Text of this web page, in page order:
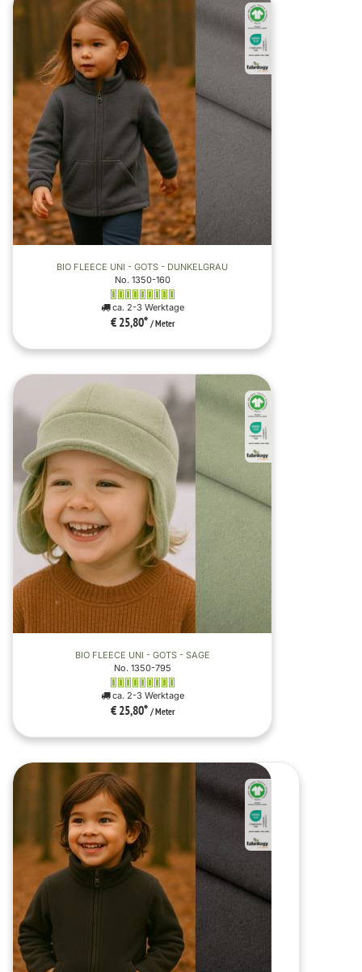
BIO FLEECE UNI - GOTS - DUNKELGRAU
No. 1350-160
ca. 2-3 Werktage
€ 25,80* / Meter
BIO FLEECE UNI - GOTS - SAGE
No. 1350-795
ca. 2-3 Werktage
€ 25,80* / Meter